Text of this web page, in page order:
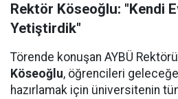
Rektör Köseoğlu: "Kendi
Yetiştirdik"
Törende konuşan AYBÜ Rektörü
Köseoğlu, öğrencileri
hazırlamak için üniversitenin